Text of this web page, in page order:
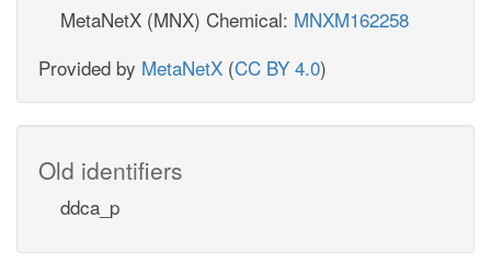
MetaNetX (MNX) Chemical: MNXM162258
Provided by MetaNetX (CC BY 4.0)
Old identifiers
ddca_p